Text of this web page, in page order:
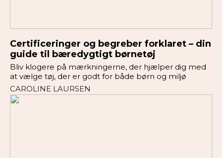
Certificeringer og begreber forklaret – din
guide til bæredygtigt børnetøj
Bliv klogere på mærkningerne, der hjælper dig med
at vælge tøj, der er godt for både børn og miljø
CAROLINE LAURSEN